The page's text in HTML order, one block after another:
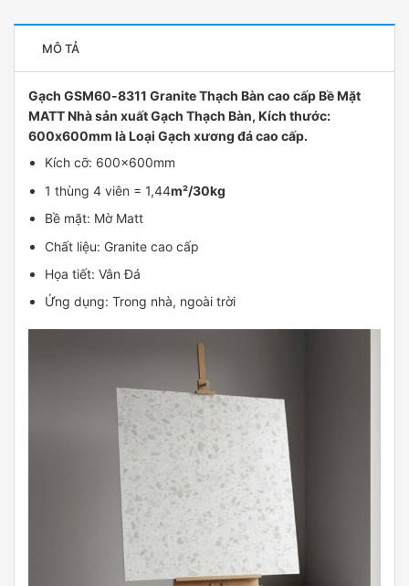
MÔ TẢ
Gạch GSM60-8311 Granite Thạch Bàn cao cấp Bề Mặt
MATT Nhà sản xuất Gạch Thạch Bàn, Kích thước:
600x600mm là Loại Gạch xương đá cao cấp.
Kích cỡ: 600x600mm
1 thùng 4 viên = 1,44m²/30kg
Bề mặt: Mờ Matt
Chất liệu: Granite cao cấp
Họa tiết: Vân Đá
Ứng dụng: Trong nhà, ngoài trời